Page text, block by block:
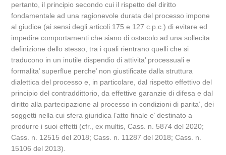
pertanto, il principio secondo cui il rispetto del diritto
fondamentale ad una ragionevole durata del processo impone
al giudice (ai sensi degli articoli 175 e 127 c.p.c.) di evitare ed
impedire comportamenti che siano di ostacolo ad una sollecita
definizione dello stesso, tra i quali rientrano quelli che si
traducono in un inutile dispendio di attivita’ processuali e
formalita’ superflue perche’ non giustificate dalla struttura
dialettica del processo e, in particolare, dal rispetto effettivo del
principio del contraddittorio, da effettive garanzie di difesa e dal
diritto alla partecipazione al processo in condizioni di parita’, dei
soggetti nella cui sfera giuridica l’atto finale e’ destinato a
produrre i suoi effetti (cfr., ex multis, Cass. n. 5874 del 2020;
Cass. n. 12515 del 2018; Cass. n. 11287 del 2018; Cass. n.
15106 del 2013).